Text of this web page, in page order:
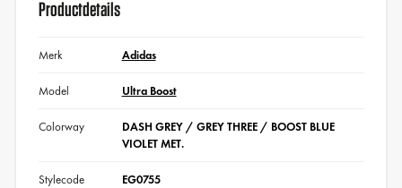
Productdetails
Merk Adidas
Model Ultra Boost
Colorway
DASH GREY / GREY THREE / BOOST BLUE
VIOLET MET.
Stylecode EG0755